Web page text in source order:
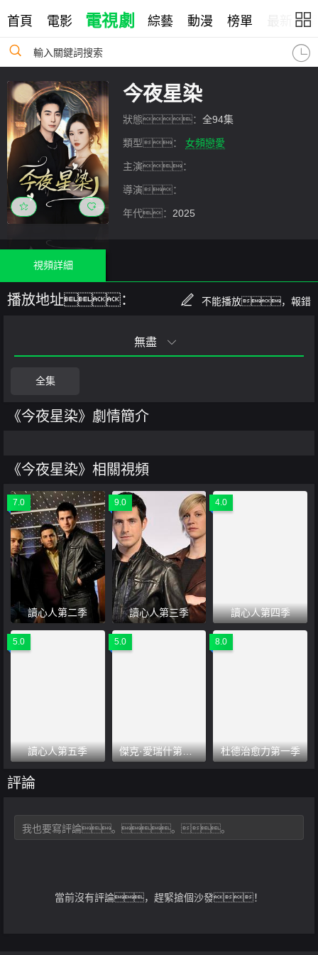
首頁 電影 電視劇 綜藝 動漫 榜單
輸入關鍵詞搜索
今夜星染
狀態：全94集
類型： 女頻戀愛
主演：
導演：
年代： 2025
視頻詳細
播放地址： 不能播放，報錯
無盡
全集
《今夜星染》劇情簡介
《今夜星染》相關視頻
7.0
讀心人第二季
9.0
讀心人第三季
4.0
讀心人第四季
5.0
讀心人第五季
5.0
傑克·愛瑞什第一季
8.0
杜德治愈力第一季
評論
當前沒有評論，趕緊搶個沙發！